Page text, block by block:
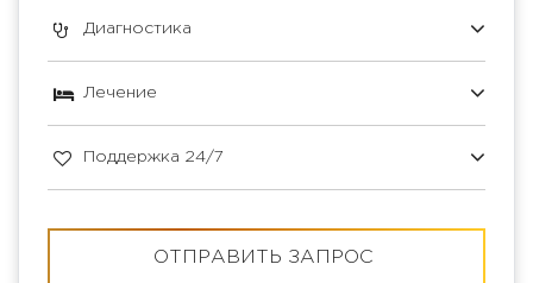
Диагностика
Лечение
Поддержка 24/7
ОТПРАВИТЬ ЗАПРОС